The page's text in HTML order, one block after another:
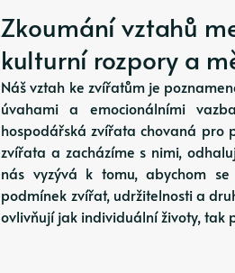
Zkoumání vztahů
kulturní rozpory a
Náš vztah ke zvířatům je
úvahami a emocionálními
hospodářská zvířata chovaná pro
zvířata a zacházíme s nimi,
nás vyzývá k tomu, abychom
podmínek zvířat, udržitelnosti a
ovlivňují jak individuální životy, tak